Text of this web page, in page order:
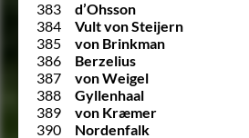
383
d’Ohsson
384
Vult von Steijern
385
von Brinkman
386
Berzelius
387
von Weigel
388
Gyllenhaal
389
von Kræmer
390
Nordenfalk